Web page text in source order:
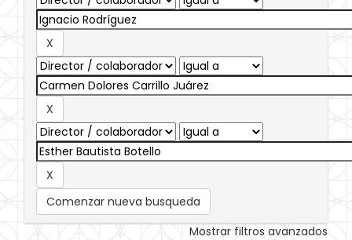
Comenzar nueva busqueda
Mostrar filtros avanzados